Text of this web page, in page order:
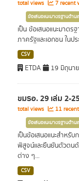
total views
7 recent
ข้อเสนอแนะมาตรฐานด้าน
เป็น ข้อเสนอแนะมาต
ภาครัฐและเอกชน ในป
CSV
ETDA 19 มิถุนา
ขมธอ. 29 เล่ม 2-
total views
11
ข้อเสนอแนะมาตรฐานด้าน
เป็นข้อเสนอแนะสำห
พิสูจน์และยืนยันตัวตนด้
ต่าง ๆ...
CSV